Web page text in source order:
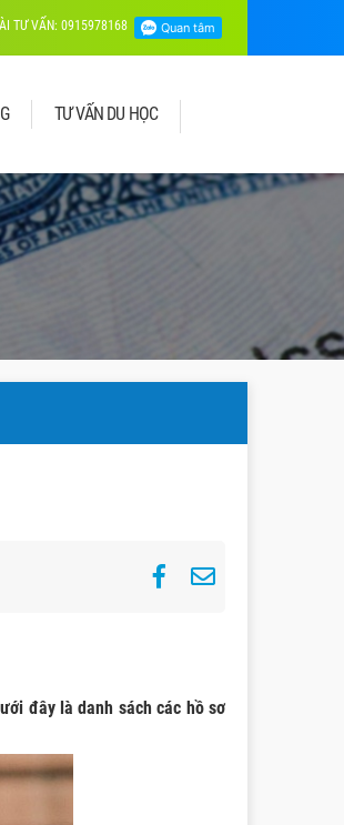
TƯ VẤN: 0915978168
TƯ VẤN DU HỌC
đây là danh sách các hồ sơ